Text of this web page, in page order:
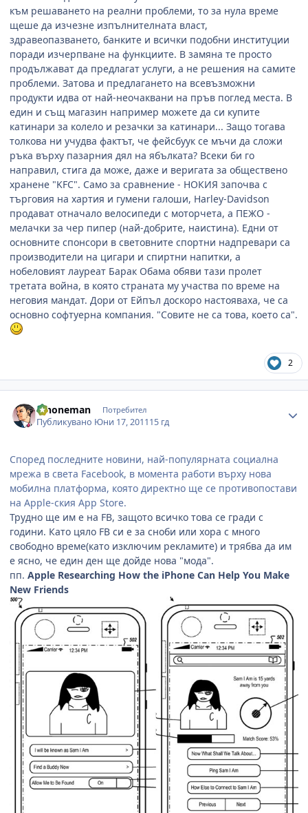
към решаването на реални проблеми, то за нула време
щеше да изчезне изпълнителната власт,
здравеопазването, банките и всички подобни институции
поради изчерпване на функциите. В замяна те просто
продължават да предлагат услуги, а не решения на самите
проблеми. Затова и предлагането на всевъзможни
продукти идва от най-неочаквани на пръв поглед места. В
един и същ магазин например можете да си купите
катинари за колело и резачки за катинари... Защо тогава
толкова ни учудва фактът, че фейсбуук се мъчи да сложи
ръка върху пазарния дял на ябълката? Всеки би го
направил, стига да може, даже и веригата за обществено
хранене "KFC". Само за сравнение - НОКИЯ започва с
търговия на хартия и гумени галоши, Harley-Davidson
продават отначало велосипеди с моторчета, а ПЕЖО -
мелачки за чер пипер (най-добрите, наистина). Едни от
основните спонсори в световните спортни надпревари са
производители на цигари и спиртни напитки, а
нобеловият лауреат Барак Обама обяви тази пролет
третата война, в която страната му участва по време на
неговия мандат. Дори от Ейпъл доскоро настояваха, че са
основно софтуерна компания. "Совите не са това, което са".
2
iPhoneman Потребител
Публикувано Юни 17, 201115 гд
Според последните новини, най-популярната социална
мрежа в света Facebook, в момента работи върху нова
мобилна платформа, която директно ще се противопостави
на Apple-ския App Store.
Трудно ще им е на FB, защото всичко това се гради с
години. Като цяло FB си е за сноби или хора с много
свободно време(като изключим рекламите) и трябва да им
е ясно, че един ден ще дойде нова "мода".
пп. Apple Researching How the iPhone Can Help You Make
New Friends